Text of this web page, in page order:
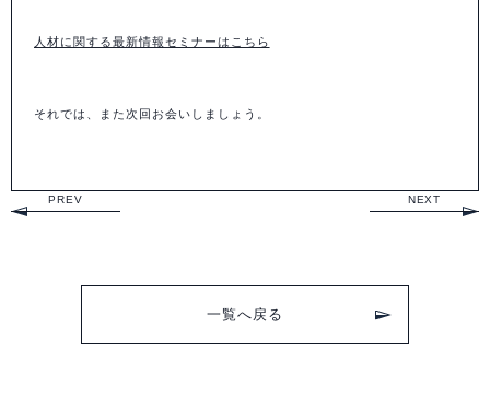
人材に関する最新情報セミナーはこちら
それでは、また次回お会いしましょう。
PREV NEXT
一覧へ戻る